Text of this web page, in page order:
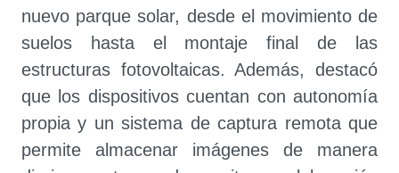
nuevo parque solar, desde el movimiento de
suelos hasta el montaje final de las
estructuras fotovoltaicas. Además, destacó
que los dispositivos cuentan con autonomía
propia y un sistema de captura remota que
permite almacenar imágenes de manera